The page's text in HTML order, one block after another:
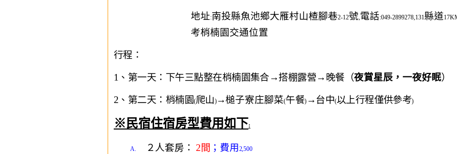
地址:南投縣魚池鄉大雁村山楂腳巷2-12號,電話:049-2899278,131縣道
考梢楠園交通位置
行程：
1 、第一天：下午三點整在梢楠園集合→搭棚露營→晚餐（夜賞星辰，一夜好眠）
2 、第二天：梢楠園(爬山)→槌子寮庄腳菜(午餐)→台中(以上行程僅供參考)
※民宿住宿房型費用如下:
A. ２人套房： 2間 ；費用 2,500